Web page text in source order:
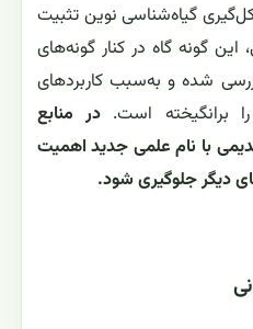
گیاه‌شناسی نوین تثبیت
گونه گاه در کنار گونه‌های
شده و به‌سبب کاربردهای
برانگیخته است. در منابع
با نام علمی جدید اهمیت
دیگر جلوگیری شود.